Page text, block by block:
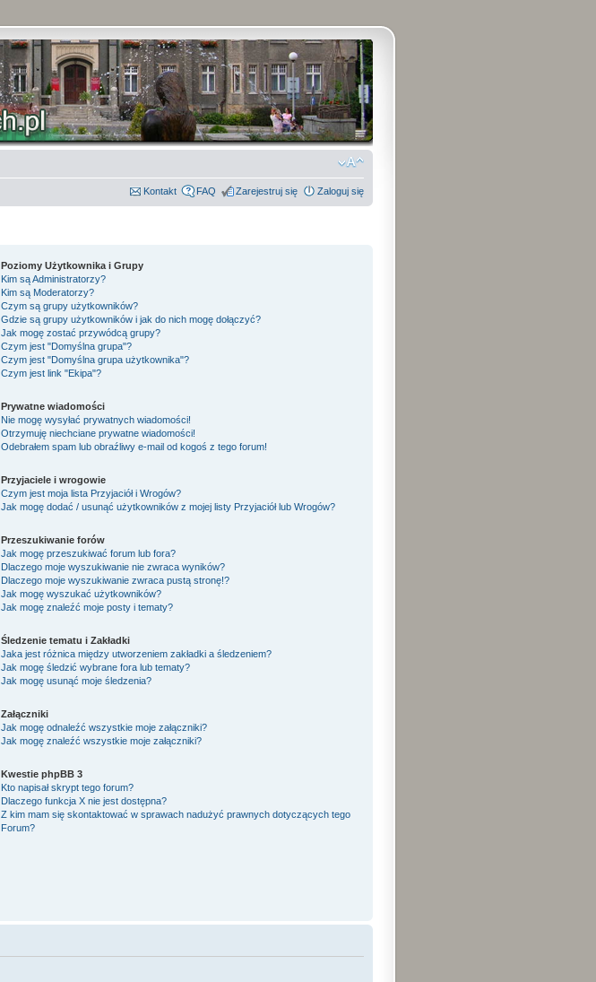
Kontakt FAQ Zarejestruj się Zaloguj się
Poziomy Użytkownika i Grupy
Kim są Administratorzy?
Kim są Moderatorzy?
Czym są grupy użytkowników?
Gdzie są grupy użytkowników i jak do nich mogę dołączyć?
Jak mogę zostać przywódcą grupy?
Czym jest "Domyślna grupa"?
Czym jest "Domyślna grupa użytkownika"?
Czym jest link "Ekipa"?
Prywatne wiadomości
Nie mogę wysyłać prywatnych wiadomości!
Otrzymuję niechciane prywatne wiadomości!
Odebrałem spam lub obraźliwy e-mail od kogoś z tego forum!
Przyjaciele i wrogowie
Czym jest moja lista Przyjaciół i Wrogów?
Jak mogę dodać / usunąć użytkowników z mojej listy Przyjaciół lub Wrogów?
Przeszukiwanie forów
Jak mogę przeszukiwać forum lub fora?
Dlaczego moje wyszukiwanie nie zwraca wyników?
Dlaczego moje wyszukiwanie zwraca pustą stronę!?
Jak mogę wyszukać użytkowników?
Jak mogę znaleźć moje posty i tematy?
Śledzenie tematu i Zakładki
Jaka jest różnica między utworzeniem zakładki a śledzeniem?
Jak mogę śledzić wybrane fora lub tematy?
Jak mogę usunąć moje śledzenia?
Załączniki
Jak mogę odnaleźć wszystkie moje załączniki?
Jak mogę znaleźć wszystkie moje załączniki?
Kwestie phpBB 3
Kto napisał skrypt tego forum?
Dlaczego funkcja X nie jest dostępna?
Z kim mam się skontaktować w sprawach nadużyć prawnych dotyczących tego
Forum?